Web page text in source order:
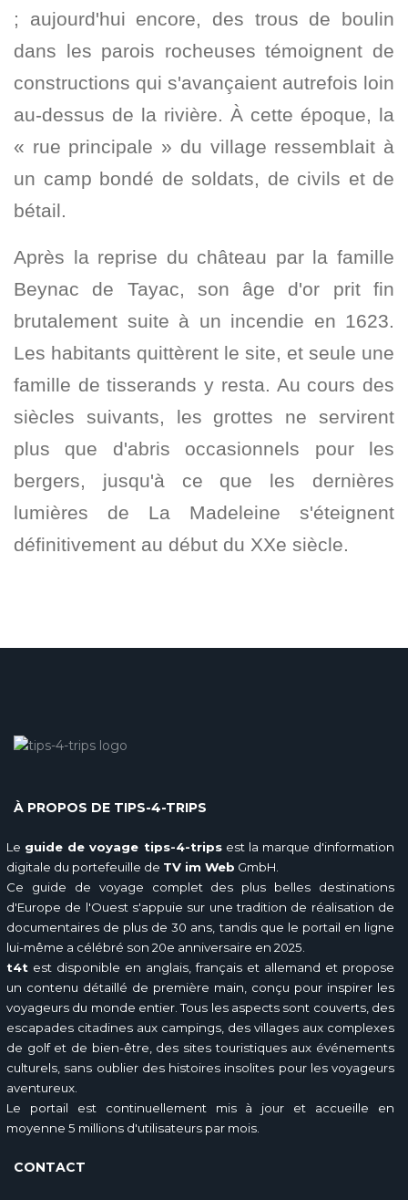
; aujourd'hui encore, des trous de boulin
dans les parois rocheuses témoignent de
constructions qui s'avançaient autrefois loin
au-dessus de la rivière. À cette époque, la
« rue principale » du village ressemblait à
un camp bondé de soldats, de civils et de
bétail.
Après la reprise du château par la famille
Beynac de Tayac, son âge d'or prit fin
brutalement suite à un incendie en 1623.
Les habitants quittèrent le site, et seule une
famille de tisserands y resta. Au cours des
siècles suivants, les grottes ne servirent
plus que d'abris occasionnels pour les
bergers, jusqu'à ce que les dernières
lumières de La Madeleine s'éteignent
définitivement au début du XXe siècle.
À PROPOS DE TIPS-4-TRIPS
Le guide de voyage tips-4-tripsest la marque d'information
digitale du portefeuille de TV im Web GmbH.
Ce guide de voyage complet des plus belles destinations
d'Europe de l'Ouest s'appuie sur une tradition de réalisation de
documentaires de plus de 30 ans, tandis que le portail en ligne
lui-même a célébré son 20e anniversaire en 2025.
t4t est disponible en anglais, français et allemand et propose
un contenu détaillé de première main, conçu pour inspirer les
voyageurs du monde entier. Tous les aspects sont couverts, des
escapades citadines aux campings, des villages aux complexes
de golf et de bien-être, des sites touristiques aux événements
culturels, sans oublier des histoires insolites pour les voyageurs
aventureux.
Le portail est continuellement mis à jour et accueille en
moyenne 5 millions d'utilisateurs par mois.
CONTACT